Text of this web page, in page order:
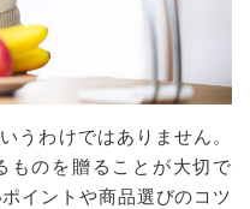
うわけではありません。
ものを贈ることが大切で
イントや商品選びのコツ